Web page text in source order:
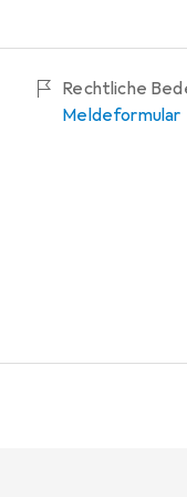
Rechtliche
Meldeformular